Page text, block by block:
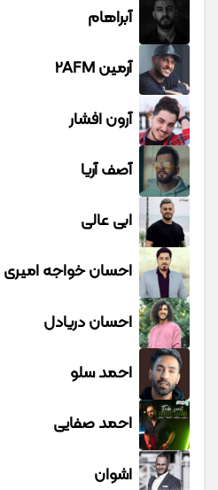
آبراهام
آرمین 2AFM
آرون افشار
آصف آریا
ابی عالی
احسان خواجه امیری
احسان دریادل
احمد سلو
احمد صفایی
اشوان